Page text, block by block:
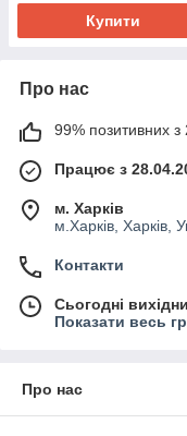
Купити
Про нас
99% позитивних з
Працює з
м. Харків
м.Харків, Харків,
Контакти
Сьогодні
Показати весь
Про нас